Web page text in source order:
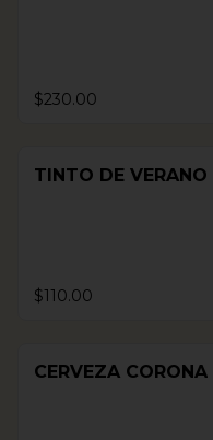
$230.00
TINTO DE VERANO
$110.00
CERVEZA CORONA